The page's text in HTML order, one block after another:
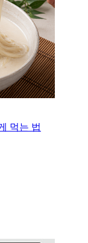
먹는 법